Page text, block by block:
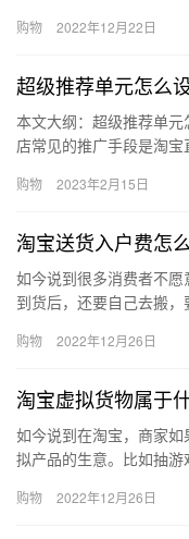
出现的…
购物 2022年12月22日
超级推荐单元怎么
本文大纲：超级推荐单
店常见的推广手段是淘
的设…
购物 2023年2月15日
淘宝送货入户费怎
如今说到很多消费者不
到货后，还要自己去搬
宝提供…
购物 2022年12月26日
淘宝虚拟货物属于
如今说到在淘宝，商家
拟产品的生意。比如抽
拟货物…
购物 2022年12月26日